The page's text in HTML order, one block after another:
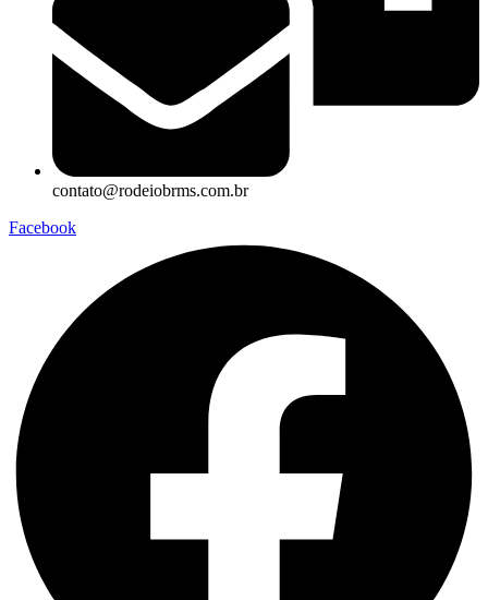
contato@rodeiobrms.com.br
Facebook